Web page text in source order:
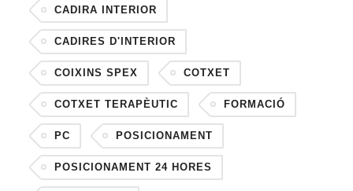
CADIRA INTERIOR
CADIRES D'INTERIOR
COIXINS SPEX COTXET
COTXET TERAPÈUTIC FORMACIÓ
PC POSICIONAMENT
POSICIONAMENT 24 HORES